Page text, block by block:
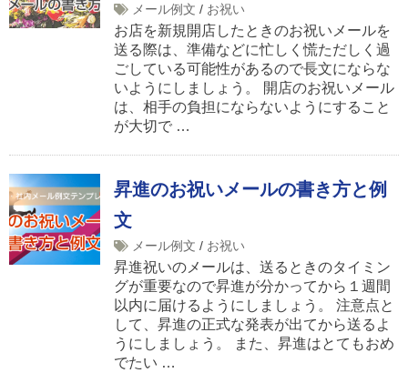
メール例文 / お祝い
お店を新規開店したときのお祝いメールを
送る際は、準備などに忙しく慌ただしく過
ごしている可能性があるので長文にならな
いようにしましょう。 開店のお祝いメール
は、相手の負担にならないようにすること
が大切で …
昇進のお祝いメールの書き方と例
文
メール例文 / お祝い
昇進祝いのメールは、送るときのタイミン
グが重要なので昇進が分かってから１週間
以内に届けるようにしましょう。 注意点と
して、昇進の正式な発表が出てから送るよ
うにしましょう。 また、昇進はとてもおめ
でたい …